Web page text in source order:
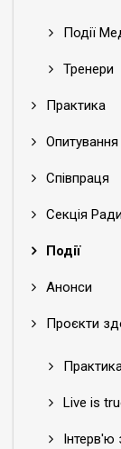
Події
Тренери
Практика
Опитування
Співпраця
Секція
Події
Анонси
Проєкти
Live is